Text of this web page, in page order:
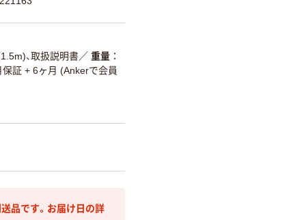
、取扱説明書／ 重量
保証 + 6ヶ月 (Ankerで会員
品です。お届け日の詳